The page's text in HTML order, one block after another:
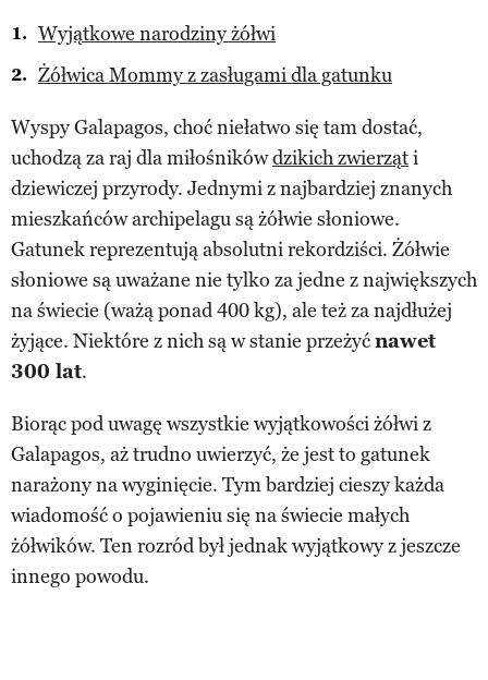
Wyjątkowe narodziny żółwi
Żółwica Mommy z zasługami dla gatunku
Wyspy Galapagos, choć niełatwo się tam dostać,
uchodzą za raj dla miłośnikówdzikich zwierząti
dziewiczej przyrody. Jednymi z najbardziej znanych
mieszkańców archipelagu są żółwie słoniowe.
Gatunek reprezentują absolutni rekordziści. Żółwie
słoniowe są uważane nie tylko za jedne z największych
na świecie (ważą ponad 400 kg), ale też za najdłużej
żyjące. Niektóre z nich są w stanie przeżyćnawet
300 lat.
Biorąc pod uwagę wszystkie wyjątkowości żółwi z
Galapagos, aż trudno uwierzyć, że jest to gatunek
narażony na wyginięcie. Tym bardziej cieszy każda
wiadomość o pojawieniu się na świecie małych
żółwików. Ten rozród był jednak wyjątkowy z jeszcze
innego powodu.